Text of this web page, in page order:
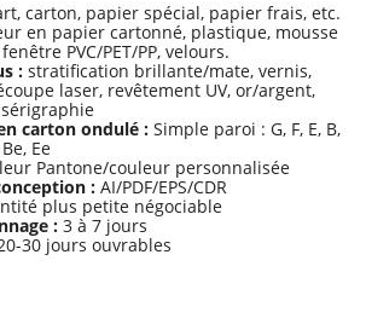
carton, papier spécial, papier frais, etc.
en papier cartonné, plastique, mousse
PVC/PET/PP, velours.
: stratification brillante/mate, vernis,
laser, revêtement UV, or/argent,
carton ondulé : Simple paroi : G, F, E, B,
Ee
Pantone/couleur personnalisée
: AI/PDF/EPS/CDR
plus petite négociable
: 3 à 7 jours
30 jours ouvrables